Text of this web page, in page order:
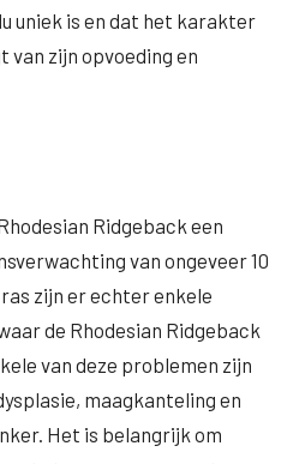
uniek is en dat het karakter
van zijn opvoeding en
Ridgeback een
van ongeveer 10
zijn er echter enkele
de Rhodesian Ridgeback
van deze problemen zijn
maagkanteling en
Het is belangrijk om